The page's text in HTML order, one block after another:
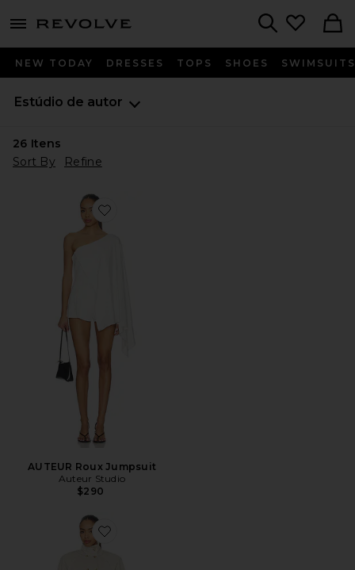
menu - shows more content
NEW TODAY DRESSES TOPS SHOES SWIMSUITS
Estúdio de autor
26 Itens
Sort By
Refine
Favorite AUTEUR Roux Jumpsuit
AUTEUR Roux Jumpsuit
Auteur Studio
$290
Favorite AUTEUR Blaise Jacket